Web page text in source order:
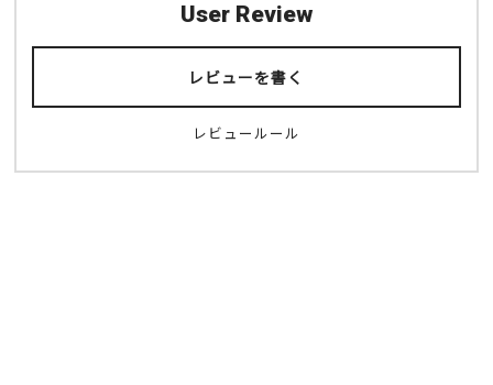
User Review
レビューを書く
レビュールール